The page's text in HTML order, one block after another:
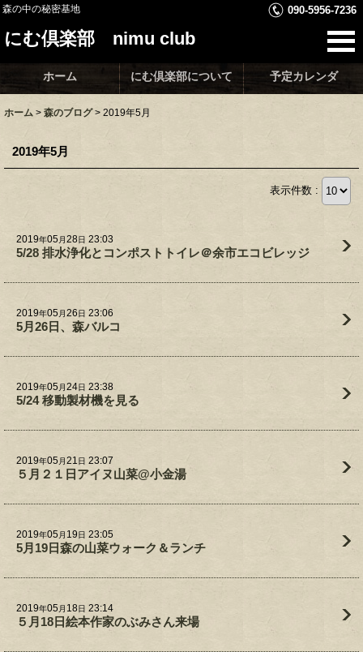
森の中の秘密基地 090-5956-7236
にむ倶楽部 nimu club
ホーム にむ倶楽部について 予定カレンダ
ホーム > 森のブログ > 2019年5月
2019年5月
表示件数 :
2019年05月28日 23:03
5/28 排水浄化とコンポストトイレ＠余市エコビレッジ
2019年05 月26日 23:06
5月26日、森バルコ
2019年05月24日 23:38
5/24 移動製材機を見る
2019年05月21日 23:07
５月２１日アイヌ山菜@小金湯
2019年05月 19日 23:05
5月19日森の山菜ウォーク＆ランチ
2019年05 月 18日 23:14
５月18日絵本作家のぶみさん来場